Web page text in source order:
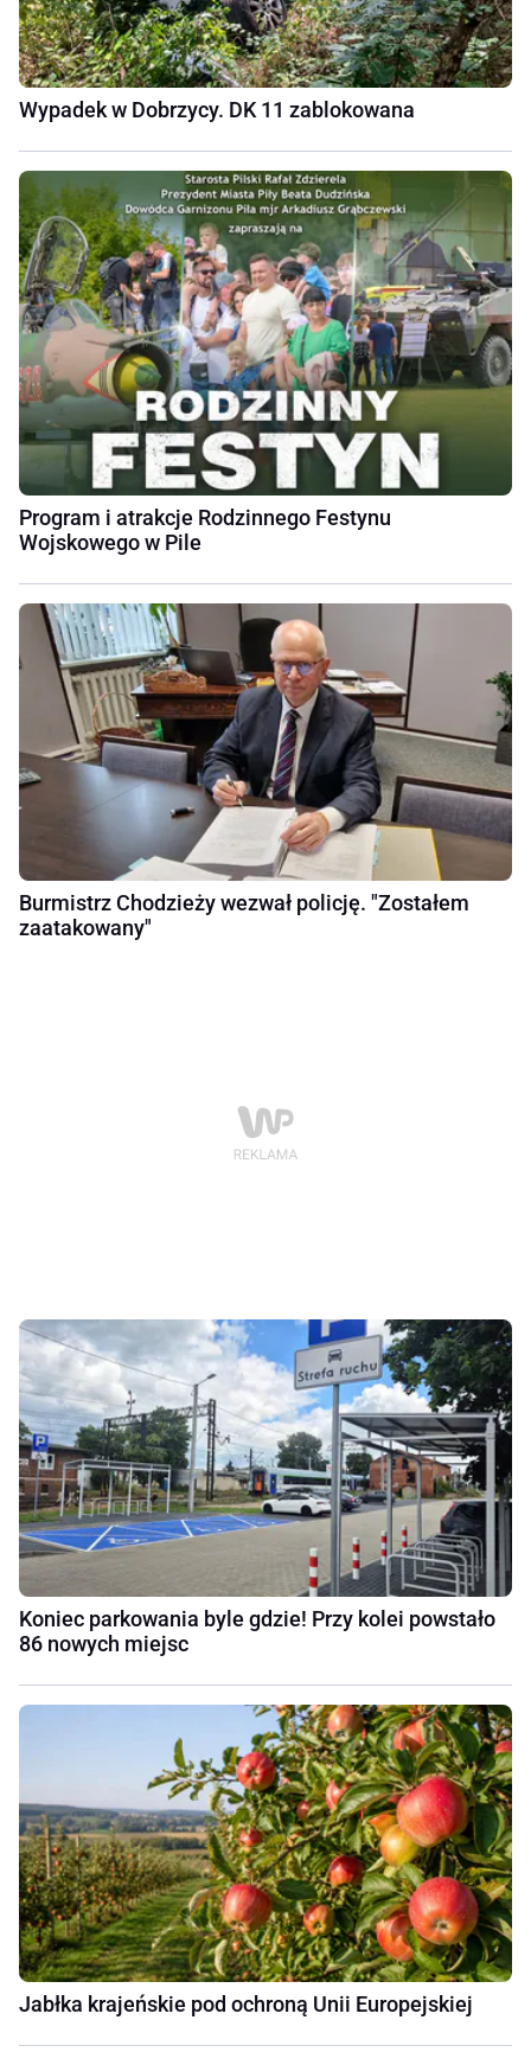
Wypadek w Dobrzycy. DK 11 zablokowana
Program i atrakcje Rodzinnego Festynu
Wojskowego w Pile
Burmistrz Chodzieży wezwał policję. "Zostałem
zaatakowany"
Koniec parkowania byle gdzie! Przy kolei powstało
86 nowych miejsc
Jabłka krajeńskie pod ochroną Unii Europejskiej